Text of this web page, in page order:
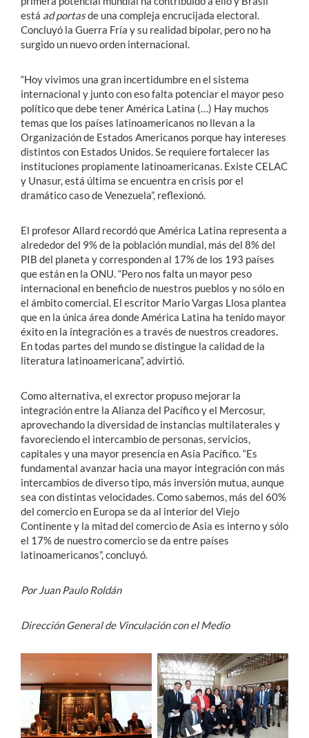
está ad portasde una compleja encrucijada electoral.
Concluyó la Guerra Fría y su realidad bipolar, pero no ha
surgido un nuevo orden internacional.
“Hoy vivimos una gran incertidumbre en el sistema
internacional y junto con eso falta potenciar el mayor peso
político que debe tener América Latina (…) Hay muchos
temas que los países latinoamericanos no llevan a la
Organización de Estados Americanos porque hay intereses
distintos con Estados Unidos. Se requiere fortalecer las
instituciones propiamente latinoamericanas. Existe CELAC
y Unasur, está última se encuentra en crisis por el
dramático caso de Venezuela”, reflexionó.
El profesor Allard recordó que América Latina representa a
alrededor del 9% de la población mundial, más del 8% del
PIB del planeta y corresponden al 17% de los 193 países
que están en la ONU. “Pero nos falta un mayor peso
internacional en beneficio de nuestros pueblos y no sólo en
el ámbito comercial. El escritor Mario Vargas Llosa plantea
que en la única área donde América Latina ha tenido mayor
éxito en la integración es a través de nuestros creadores.
En todas partes del mundo se distingue la calidad de la
literatura latinoamericana”, advirtió.
Como alternativa, el exrector propuso mejorar la
integración entre la Alianza del Pacífico y el Mercosur,
aprovechando la diversidad de instancias multilaterales y
favoreciendo el intercambio de personas, servicios,
capitales y una mayor presencia en Asia Pacífico. “Es
fundamental avanzar hacia una mayor integración con más
intercambios de diverso tipo, más inversión mutua, aunque
sea con distintas velocidades. Como sabemos, más del 60%
del comercio en Europa se da al interior del Viejo
Continente y la mitad del comercio de Asia es interno y sólo
el 17% de nuestro comercio se da entre países
latinoamericanos”, concluyó.
Por Juan Paulo Roldán
Dirección General de Vinculación con el Medio